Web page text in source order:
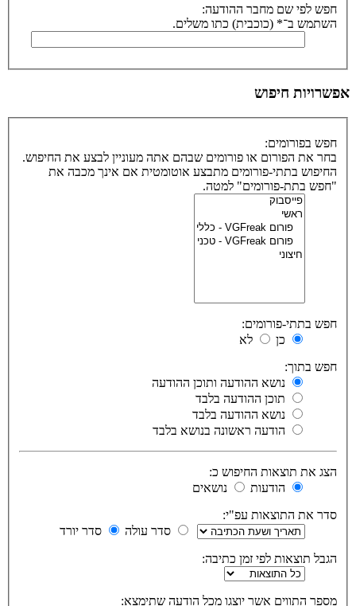
חפש לפי שם מחבר ההודעה:
השתמש ב־* (כוכבית) כתו משלים.
אפשרויות חיפוש
חפש בפורומים:
בחר את הפורום או פורומים שבהם אתה מעוניין לבצע את החיפוש.
החיפוש בתתי-פורומים מתבצע אוטומטית אם אינך מכבה את
"חפש בתת-פורומים" למטה.
חפש בתתי-פורומים:
כן
לא
חפש בתוך:
נושא ההודעה ותוכן ההודעה
תוכן ההודעה בלבד
נושא ההודעה בלבד
הודעה ראשונה בנושא בלבד
הצג את תוצאות החיפוש כ:
הודעות
נושאים
סדר את התוצאות עפ"י:
סדר עולה
סדר יורד
הגבל תוצאות לפי זמן כתיבה:
מספר התווים אשר יוצגו מכל הודעה שתימצא: